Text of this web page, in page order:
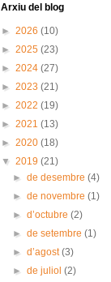
Arxiu del blog
► 2026 (10)
► 2025 (23)
► 2024 (27)
► 2023 (21)
► 2022 (19)
► 2021 (13)
► 2020 (18)
▼ 2019 (21)
►de desembre(4)
►de novembre(1)
►d’octubre(2)
►de setembre(1)
►d’agost(3)
►de juliol(2)